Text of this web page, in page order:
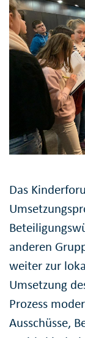
Das
anderen
weiter zur
Umsetzung
Prozess
Ausschüsse,